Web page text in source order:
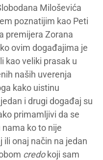
Miloševića
poznatijim kao Peti
premijera Zorana
ovim događajima je
kao veliki prasak u
naših uverenja
kako uistinu
i drugi događaj su
primamljivi da se
ko to nije
ili onaj način na jedan
credo koji sam